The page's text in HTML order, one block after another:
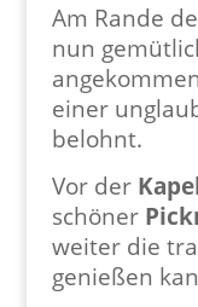
Am Rande
nun
einer
belohnt.
Vor der
schöner
weiter die
genießen